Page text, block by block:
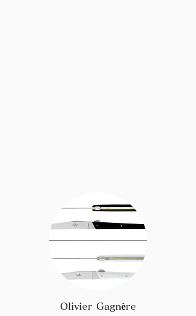
Olivier Gagnère